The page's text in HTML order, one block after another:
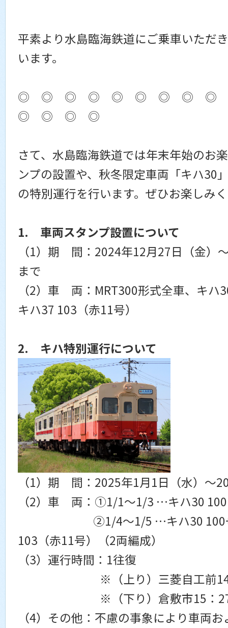
平素より水島臨海鉄道にご乗車いただ
います。
◎ ◎ ◎ ◎ ◎ ◎ ◎ ◎
◎ ◎ ◎ ◎
さて、水島臨海鉄道では年末年始のお
ンプの設置や、秋冬限定車両「キハ30
の特別運行を行います。ぜひお楽しみ
1. 車両スタンプ設置について
（1）期 間：2024年12月27日（金）
まで
（2）車 両：MRT300形式全車、キハ
キハ37 103（赤11号）
2. キハ特別運行について
（1）期 間：2025年1月1日（水）～
（2）車 両：①1/1～1/3 …キハ30
②1/4～1/5 …キハ30
103（赤11号）（2両編成）
（3）運行時間：1往復
※（上り）三菱自工前14：
※（下り）倉敷市15：
（4）その他：不慮の事象により車両